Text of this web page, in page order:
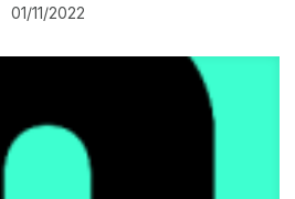
01/11/2022